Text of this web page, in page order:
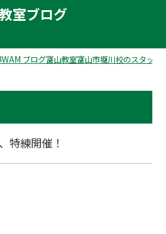
室ブログ
ブログ富山教室富山市堀川校のスタッフ
特練開催！